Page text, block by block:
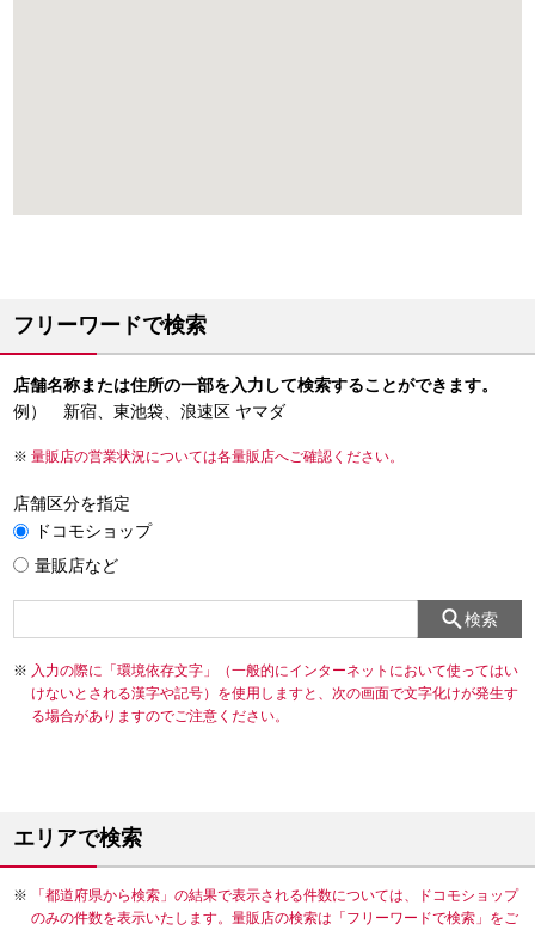
フリーワードで検索
店舗名称または住所の一部を入力して検索することができます。
例） 新宿、東池袋、浪速区 ヤマダ
量販店の営業状況については各量販店へご確認ください。
店舗区分を指定
ドコモショップ
量販店など
検索
入力の際に「環境依存文字」（一般的にインターネットにおいて使ってはい
けないとされる漢字や記号）を使用しますと、次の画面で文字化けが発生す
る場合がありますのでご注意ください。
エリアで検索
「都道府県から検索」の結果で表示される件数については、ドコモショップ
のみの件数を表示いたします。量販店の検索は「フリーワードで検索」をご